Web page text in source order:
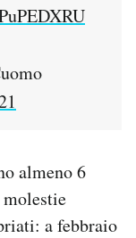
almeno 6
a febbraio